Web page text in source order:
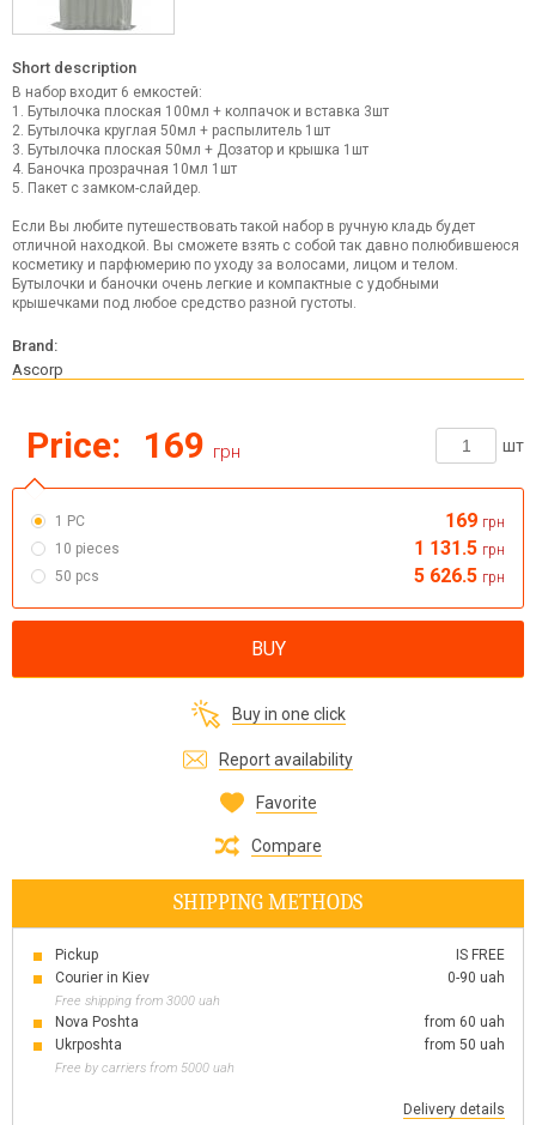
Short description
В набор входит 6 емкостей:
1. Бутылочка плоская 100мл + колпачок и вставка 3шт
2. Бутылочка круглая 50мл + распылитель 1шт
3. Бутылочка плоская 50мл + Дозатор и крышка 1шт
4. Баночка прозрачная 10мл 1шт
5. Пакет с замком-слайдер.
Если Вы любите путешествовать такой набор в ручную кладь будет
отличной находкой. Вы сможете взять с собой так давно полюбившеюся
косметику и парфюмерию по уходу за волосами, лицом и телом.
Бутылочки и баночки очень легкие и компактные с удобными
крышечками под любое средство разной густоты.
Brand:
Ascorp
Price: 169 грн шт
1 PC 169 грн
10 pieces
1 131.5 грн
50 pcs
5 626.5 грн
BUY
Buy in one click
Report availability
Favorite
Compare
SHIPPING METHODS
Pickup
IS FREE
Courier in Kiev
0-90 uah
Free shipping from 3000 uah
Nova Poshta
from 60 uah
Ukrposhta
from 50 uah
Free by carriers from 5000 uah
Delivery details